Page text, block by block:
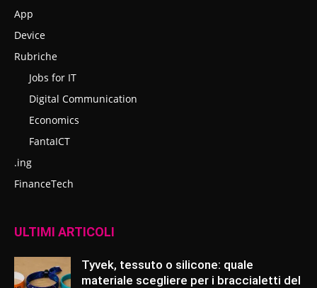
App
Device
Rubriche
Jobs for IT
Digital Communication
Economics
FantaICT
.ing
FinanceTech
ULTIMI ARTICOLI
Tyvek, tessuto o silicone: quale
materiale scegliere per i braccialetti del